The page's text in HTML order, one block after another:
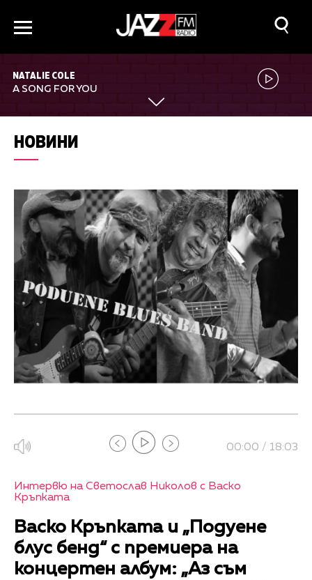
NATALIE COLE
A SONG FOR YOU
НОВИНИ
00:00 / 18:03
Интервю на Светослав Николов с Васко
Кръпката
Васко Кръпката и „Подуене
блус бенд“ с премиера на
концертен албум: „Аз съм